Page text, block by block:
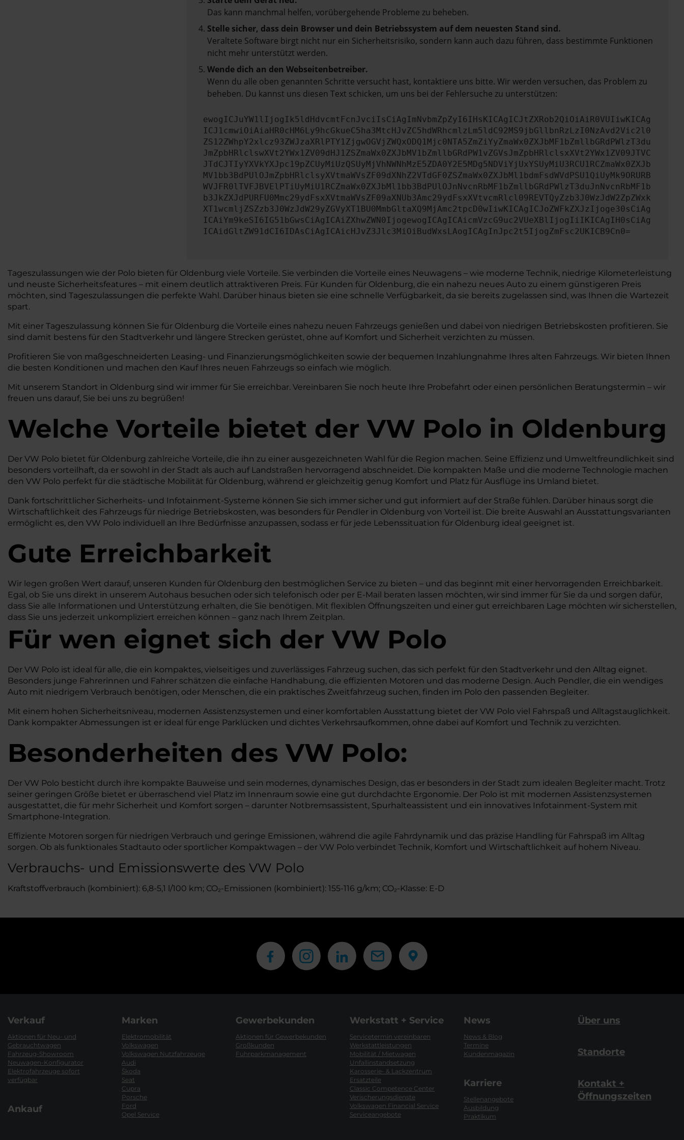
Das kann manchmal helfen, vorübergehende Probleme zu beheben.
Stelle sicher, dass dein Browser und dein Betriebssystem auf dem neuesten Stand sind.
Veraltete Software birgt nicht nur ein Sicherheitsrisiko, sondern kann auch dazu führen, dass bestimmte Funktionen
nicht mehr unterstützt werden.
Wende dich an den Webseitenbetreiber.
Wenn du alle oben genannten Schritte versucht hast, kontaktiere uns bitte. Wir werden versuchen, das Problem zu
beheben. Du kannst uns diesen Text schicken, um uns bei der Fehlersuche zu unterstützen:
ewogICJuYW1lIjogIk5ldHdvcmtFcnJvciIsCiAgImNvbmZpZyI6IHsKICAgICJtZXRob2QiOiAiR0VUIiwKICAg
ICJ1cmwiOiAiaHR0cHM6Ly9hcGkueC5ha3MtcHJvZC5hdWRhcmlzLm5ldC92MS9jbGllbnRzLzI0NzAvd2Vic2l0
ZS12ZWhpY2xlcz93ZWJzaXRlPTY1ZjgwOGVjZWQxODQ1Mjc0NTA5ZmZiYyZmaWx0ZXJbMF1bZmllbGRdPWlzT3du
JmZpbHRlclswXVt2YWx1ZV09dHJ1ZSZmaWx0ZXJbMV1bZmllbGRdPW1vZGVsJmZpbHRlclsxXVt2YWx1ZV09JTVC
JTdCJTIyYXVkYXJpc19pZCUyMiUzQSUyMjVhNWNhMzE5ZDA0Y2E5MDg5NDViYjUxYSUyMiU3RCU1RCZmaWx0ZXJb
MV1bb3BdPUlOJmZpbHRlclsyXVtmaWVsZF09dXNhZ2VTdGF0ZSZmaWx0ZXJbMl1bdmFsdWVdPSU1QiUyMk9ORURB
WVJFR0lTVFJBVElPTiUyMiU1RCZmaWx0ZXJbMl1bb3BdPUlOJnNvcnRbMF1bZmllbGRdPWlzT3duJnNvcnRbMF1b
b3JkZXJdPURFU0Mmc29ydFsxXVtmaWVsZF09aXNUb3Amc29ydFsxXVtvcmRlcl09REVTQyZzb3J0WzJdW2ZpZWxk
XT1wcmljZSZzb3J0WzJdW29yZGVyXT1BU0MmbGltaXQ9MjAmc2tpcD0wIiwKICAgICJoZWFkZXJzIjoge30sCiAg
ICAiYm9keSI6IG51bGwsCiAgICAiZXhwZWN0IjogewogICAgICAicmVzcG9uc2VUeXBlIjogIiIKICAgIH0sCiAg
ICAidGltZW91dCI6IDAsCiAgICAicHJvZ3Jlc3MiOiBudWxsLAogICAgInJpc2t5IjogZmFsc2UKICB9Cn0=
Tageszulassungen wie der Polo bieten für Oldenburg viele Vorteile. Sie verbinden die Vorteile eines Neuwagens – wie moderne Technik, niedrige Kilometerleistung
und neuste Sicherheitsfeatures – mit einem deutlich attraktiveren Preis. Für Kunden für Oldenburg, die ein nahezu neues Auto zu einem günstigeren Preis
möchten, sind Tageszulassungen die perfekte Wahl. Darüber hinaus bieten sie eine schnelle Verfügbarkeit, da sie bereits zugelassen sind, was Ihnen die Wartezeit
spart.
Mit einer Tageszulassung können Sie für Oldenburg die Vorteile eines nahezu neuen Fahrzeugs genießen und dabei von niedrigen Betriebskosten profitieren. Sie
sind damit bestens für den Stadtverkehr und längere Strecken gerüstet, ohne auf Komfort und Sicherheit verzichten zu müssen.
Profitieren Sie von maßgeschneiderten Leasing- und Finanzierungsmöglichkeiten sowie der bequemen Inzahlungnahme Ihres alten Fahrzeugs. Wir bieten Ihnen
die besten Konditionen und machen den Kauf Ihres neuen Fahrzeugs so einfach wie möglich.
Mit unserem Standort in Oldenburg sind wir immer für Sie erreichbar. Vereinbaren Sie noch heute Ihre Probefahrt oder einen persönlichen Beratungstermin – wir
freuen uns darauf, Sie bei uns zu begrüßen!
Welche Vorteile bietet der VW Polo in Oldenburg
Der VW Polo bietet für Oldenburg zahlreiche Vorteile, die ihn zu einer ausgezeichneten Wahl für die Region machen. Seine Effizienz und Umweltfreundlichkeit sind
besonders vorteilhaft, da er sowohl in der Stadt als auch auf Landstraßen hervorragend abschneidet. Die kompakten Maße und die moderne Technologie machen
den VW Polo perfekt für die städtische Mobilität für Oldenburg, während er gleichzeitig genug Komfort und Platz für Ausflüge ins Umland bietet.
Dank fortschrittlicher Sicherheits- und Infotainment-Systeme können Sie sich immer sicher und gut informiert auf der Straße fühlen. Darüber hinaus sorgt die
Wirtschaftlichkeit des Fahrzeugs für niedrige Betriebskosten, was besonders für Pendler in Oldenburg von Vorteil ist. Die breite Auswahl an Ausstattungsvarianten
ermöglicht es, den VW Polo individuell an Ihre Bedürfnisse anzupassen, sodass er für jede Lebenssituation für Oldenburg ideal geeignet ist.
Gute Erreichbarkeit
Wir legen großen Wert darauf, unseren Kunden für Oldenburg den bestmöglichen Service zu bieten – und das beginnt mit einer hervorragenden Erreichbarkeit.
Egal, ob Sie uns direkt in unserem Autohaus besuchen oder sich telefonisch oder per E-Mail beraten lassen möchten, wir sind immer für Sie da und sorgen dafür,
dass Sie alle Informationen und Unterstützung erhalten, die Sie benötigen. Mit flexiblen Öffnungszeiten und einer gut erreichbaren Lage möchten wir sicherstellen,
dass Sie uns jederzeit unkompliziert erreichen können – ganz nach Ihrem Zeitplan.
Für wen eignet sich der VW Polo
Der VW Polo ist ideal für alle, die ein kompaktes, vielseitiges und zuverlässiges Fahrzeug suchen, das sich perfekt für den Stadtverkehr und den Alltag eignet.
Besonders junge Fahrerinnen und Fahrer schätzen die einfache Handhabung, die effizienten Motoren und das moderne Design. Auch Pendler, die ein wendiges
Auto mit niedrigem Verbrauch benötigen, oder Menschen, die ein praktisches Zweitfahrzeug suchen, finden im Polo den passenden Begleiter.
Mit einem hohen Sicherheitsniveau, modernen Assistenzsystemen und einer komfortablen Ausstattung bietet der VW Polo viel Fahrspaß und Alltagstauglichkeit.
Dank kompakter Abmessungen ist er ideal für enge Parklücken und dichtes Verkehrsaufkommen, ohne dabei auf Komfort und Technik zu verzichten.
Besonderheiten des VW Polo:
Der VW Polo besticht durch ihre kompakte Bauweise und sein modernes, dynamisches Design, das er besonders in der Stadt zum idealen Begleiter macht. Trotz
seiner geringen Größe bietet er überraschend viel Platz im Innenraum sowie eine gut durchdachte Ergonomie. Der Polo ist mit modernen Assistenzsystemen
ausgestattet, die für mehr Sicherheit und Komfort sorgen – darunter Notbremsassistent, Spurhalteassistent und ein innovatives Infotainment-System mit
Smartphone-Integration.
Effiziente Motoren sorgen für niedrigen Verbrauch und geringe Emissionen, während die agile Fahrdynamik und das präzise Handling für Fahrspaß im Alltag
sorgen. Ob als funktionales Stadtauto oder sportlicher Kompaktwagen – der VW Polo verbindet Technik, Komfort und Wirtschaftlichkeit auf hohem Niveau.
Verbrauchs- und Emissionswerte des VW Polo
Kraftstoffverbrauch (kombiniert): 6,8-5,1 l/100 km; CO₂-Emissionen (kombiniert): 155-116 g/km; CO₂-Klasse: E-D
Verkauf
Aktionen für Neu- und
Gebrauchtwagen
Fahrzeug-Showroom
Neuwagen-Konfigurator
Elektrofahrzeuge sofort
verfügbar
Ankauf
Marken
Elektromobilität
Volkswagen
Volkswagen Nutzfahrzeuge
Audi
Škoda
Seat
Cupra
Porsche
Ford
Opel Service
Gewerbekunden
Aktionen für Gewerbekunden
Großkunden
Fuhrparkmanagement
Werkstatt + Service
Servicetermin vereinbaren
Werkstattleistungen
Mobilität / Mietwagen
Unfallinstandsetzung
Karosserie- & Lackzentrum
Ersatzteile
Classic Competence Center
Verischerungsdienste
Volkswagen Financial Service
Serviceangebote
News
News & Blog
Termine
Kundenmagazin
Karriere
Stellenangebote
Ausbildung
Praktikum
Über uns
Standorte
Kontakt +
Öffnungszeiten